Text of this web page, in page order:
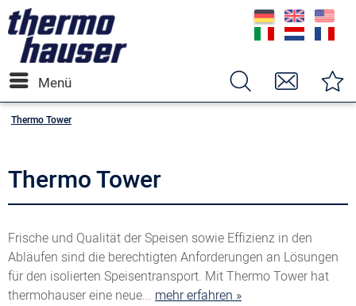
Menü
Thermo Tower
Thermo Tower
Frische und Qualität der Speisen sowie Effizienz in den
Abläufen sind die berechtigten Anforderungen an Lösungen
für den isolierten Speisentransport. Mit Thermo Tower hat
thermohauser eine neue... mehr erfahren »